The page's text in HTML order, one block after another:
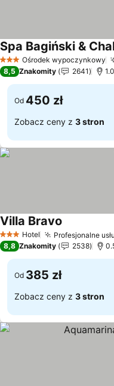
3 KategoriaOśrodek wypoczynkowy
Spa Bagiński &
8,5 Znakomity 2641
Od 450 zł
Zobacz ceny z 3 stron
3 Kategoria
Hotel Profesjonalne
Villa Bravo
8,8 Znakomity 2538
Od 385 zł
Zobacz ceny z 3 stron